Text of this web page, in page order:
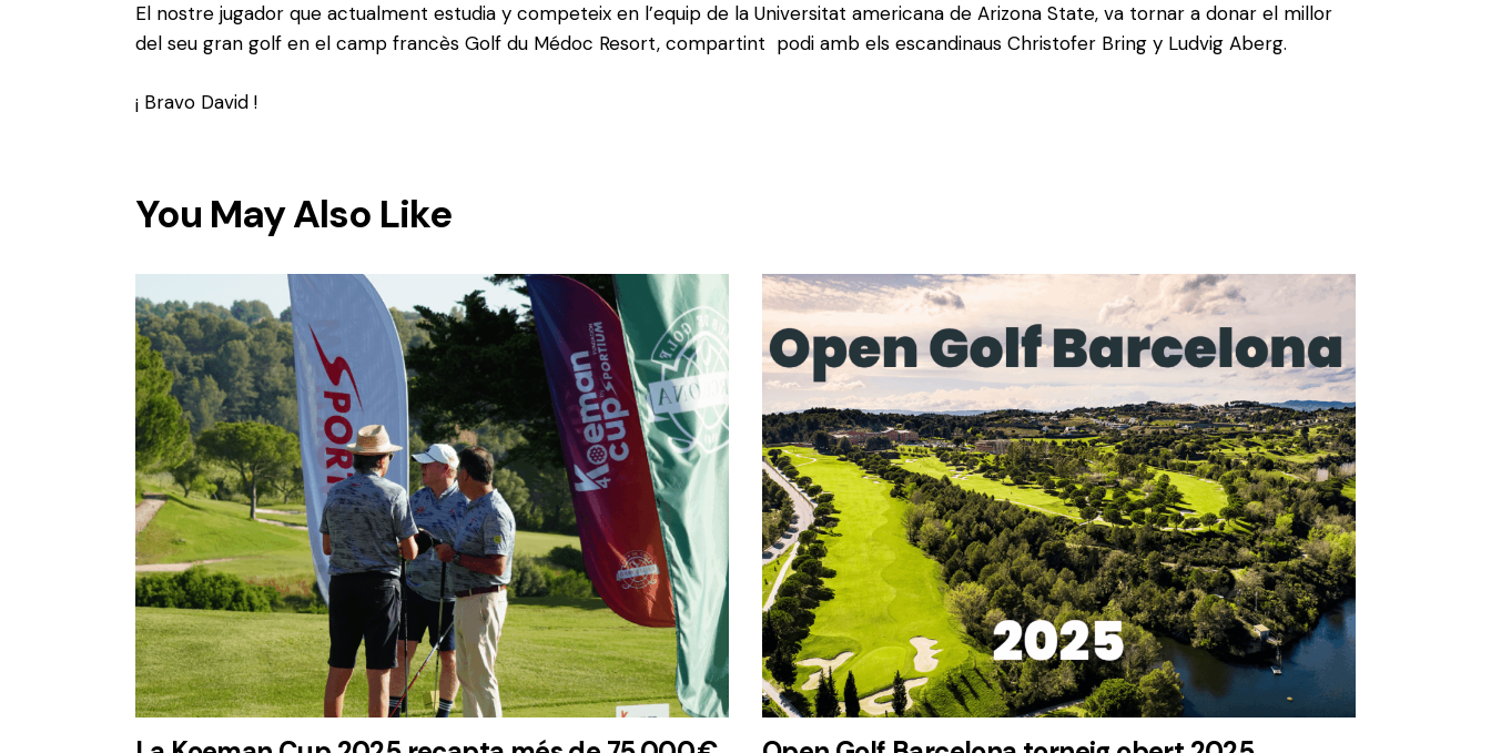
El nostre jugador que actualment estudia y competeix en l’equip de la Universitat americana de Arizona State, va tornar a donar el millor
del seu gran golf en el camp francès Golf du Médoc Resort, compartint podi amb els escandinaus Christofer Bring y Ludvig Aberg.
¡ Bravo David !
You May Also Like